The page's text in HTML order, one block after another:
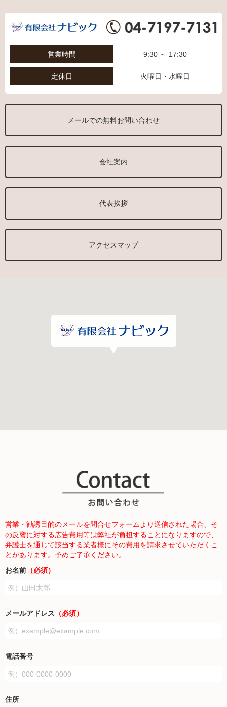
営業時間 9:30 ～ 17:30
定休日 火曜日・水曜日
メールでの無料お問い合わせ
会社案内
代表挨拶
アクセスマップ
営業・勧誘目的のメールを問合せフォームより送信された場合、そ
の反響に対する広告費用等は弊社が負担することになりますので、
弁護士を通じて該当する業者様にその費用を請求させていただくこ
とがあります。予めご了承ください。
お名前 （必須）
メールアドレス （必須）
電話番号
住所